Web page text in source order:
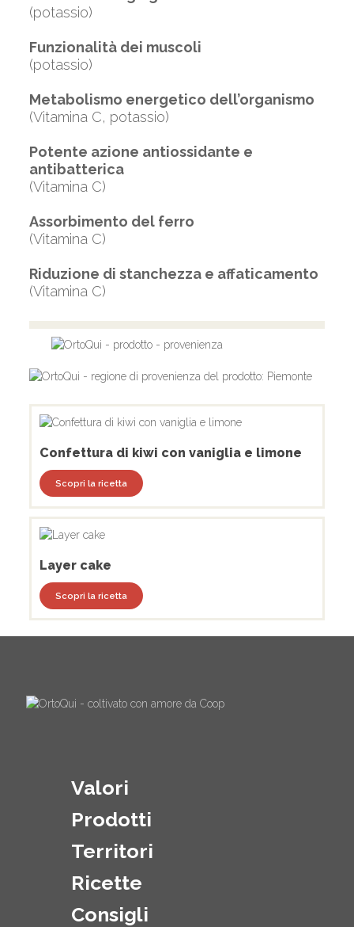
(potassio)
Funzionalità dei muscoli
(potassio)
Metabolismo energetico dell’organismo
(Vitamina C, potassio)
Potente azione antiossidante e
antibatterica
(Vitamina C)
Assorbimento del ferro
(Vitamina C)
Riduzione di stanchezza e affaticamento
(Vitamina C)
Confettura di kiwi con vaniglia e limone
Scopri la ricetta
Layer cake
Scopri la ricetta
Valori
Prodotti
Territori
Ricette
Consigli